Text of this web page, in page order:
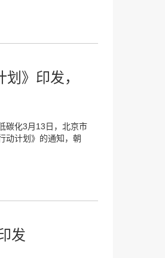
》印发，
碳化3月13日，北京市
动计划》的通知，朝
发